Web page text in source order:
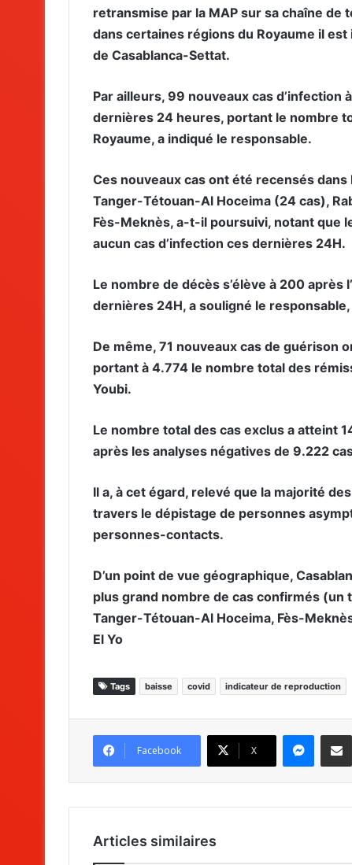
retransmise par la MAP sur sa chaîne de
dans certaines régions du Royaume il
de Casablanca-Settat.
Par ailleurs, 99 nouveaux cas
dernières 24 heures, portant le nombre
Royaume, a indiqué le responsable.
Ces nouveaux cas ont été recensés
Tanger-Tétouan-Al Hoceima (24 cas),
Fès-Meknès, a-t-il poursuivi, notant que
aucun cas d’infection ces dernières 24H.
Le nombre de décès s’élève à 200 après
dernières 24H, a souligné le
De même, 71 nouveaux cas de guérison
portant à 4.774 le nombre total des
Youbi.
Le nombre total des cas exclus a atteint
après les analyses négatives de 9.222
Il a, à cet égard, relevé que la majorité
travers le dépistage de personnes
personnes-contacts.
D’un point de vue géographique,
plus grand nombre de cas confirmés (un
Tanger-Tétouan-Al Hoceima, Fès-
El Yo
Tags baisse covid indicateur de reproduction
Facebook X
Articles similaires